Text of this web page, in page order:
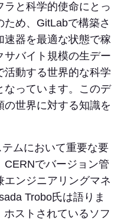
ラと科学的使命にとっ
め、GitLabで構築さ
器を最適な状態で稼
バイト規模の生デー
活動する世界的な科学
なっています。このデ
世界に対する知識を
テムにおいて重要な要
CERNでバージョン管
ンジニアリングマネ
Trobo氏は語りま
ストされているソフ